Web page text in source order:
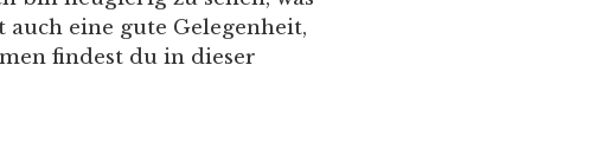
eine gute Gelegenheit,
findest du in dieser